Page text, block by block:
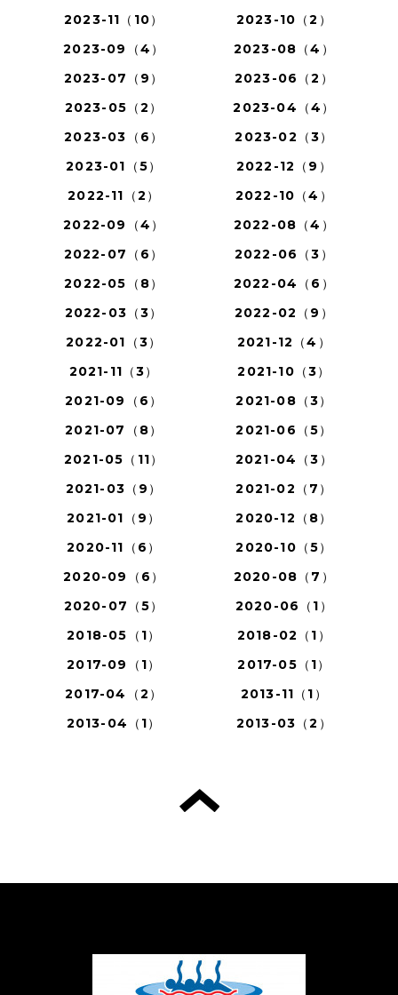
2023-11（10）
2023-10（2）
2023-09（4）
2023-08（4）
2023-07（9）
2023-06（2）
2023-05（2）
2023-04（4）
2023-03（6）
2023-02（3）
2023-01（5）
2022-12（9）
2022-11（2）
2022-10（4）
2022-09（4）
2022-08（4）
2022-07（6）
2022-06（3）
2022-05（8）
2022-04（6）
2022-03（3）
2022-02（9）
2022-01（3）
2021-12（4）
2021-11（3）
2021-10（3）
2021-09（6）
2021-08（3）
2021-07（8）
2021-06（5）
2021-05（11）
2021-04（3）
2021-03（9）
2021-02（7）
2021-01（9）
2020-12（8）
2020-11（6）
2020-10（5）
2020-09（6）
2020-08（7）
2020-07（5）
2020-06（1）
2018-05（1）
2018-02（1）
2017-09（1）
2017-05（1）
2017-04（2）
2013-11（1）
2013-04（1）
2013-03（2）